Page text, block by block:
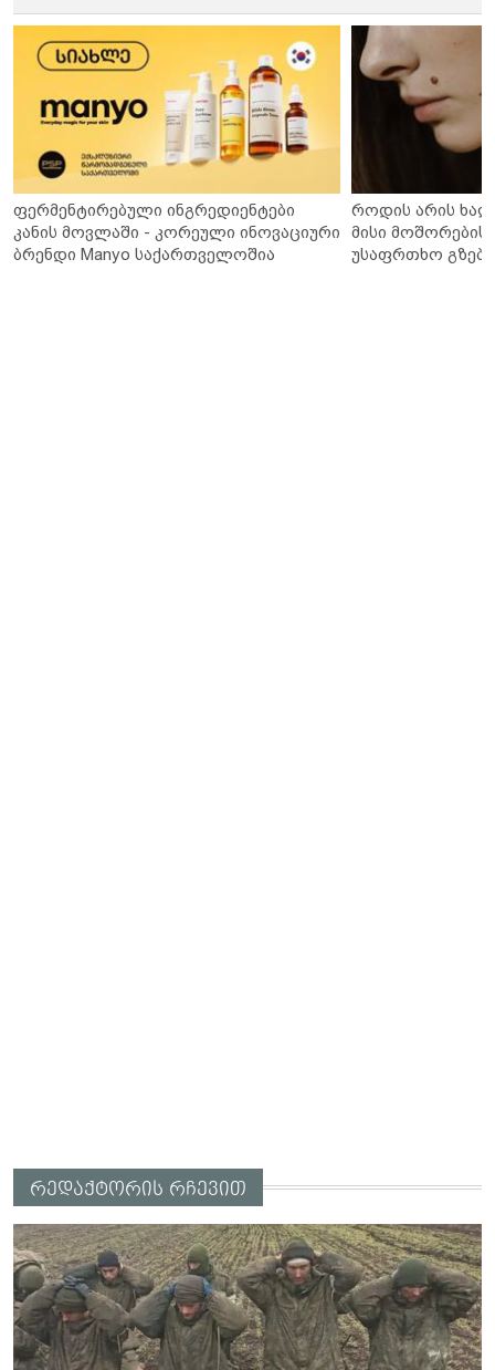
ფერმენტირებული ინგრედიენტები
კანის მოვლაში - კორეული ინოვაციური
ბრენდი Manyo საქართველოშია
როდის არის
მისი მოშორების
უსაფრთხო გზები
რედაქტორის რჩევით